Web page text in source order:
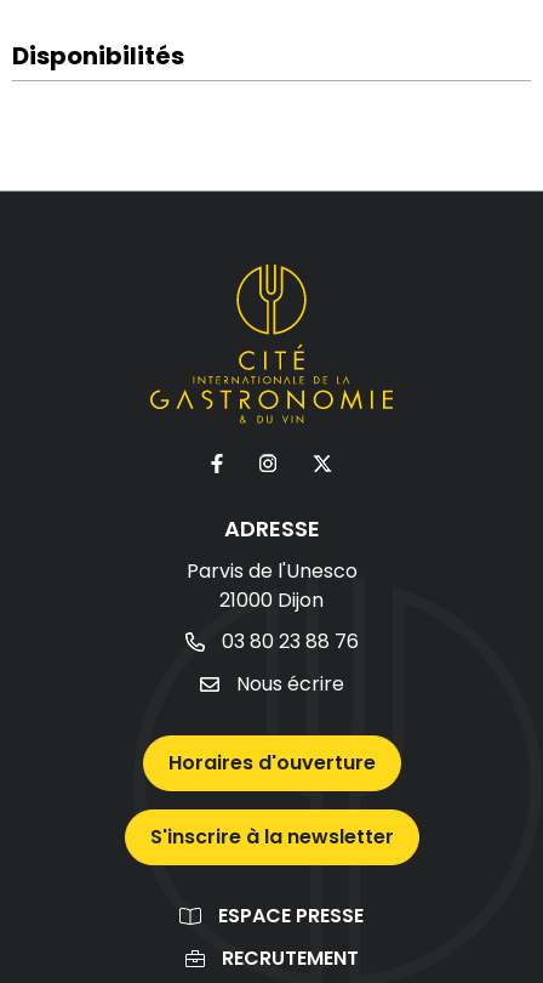
Disponibilités
ADRESSE
Parvis de l'Unesco
21000 Dijon
03 80 23 88 76
Nous écrire
Horaires d'ouverture
S'inscrire à la newsletter
ESPACE PRESSE
RECRUTEMENT